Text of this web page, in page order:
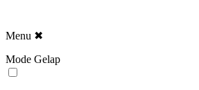
Menu ✖
Mode Gelap